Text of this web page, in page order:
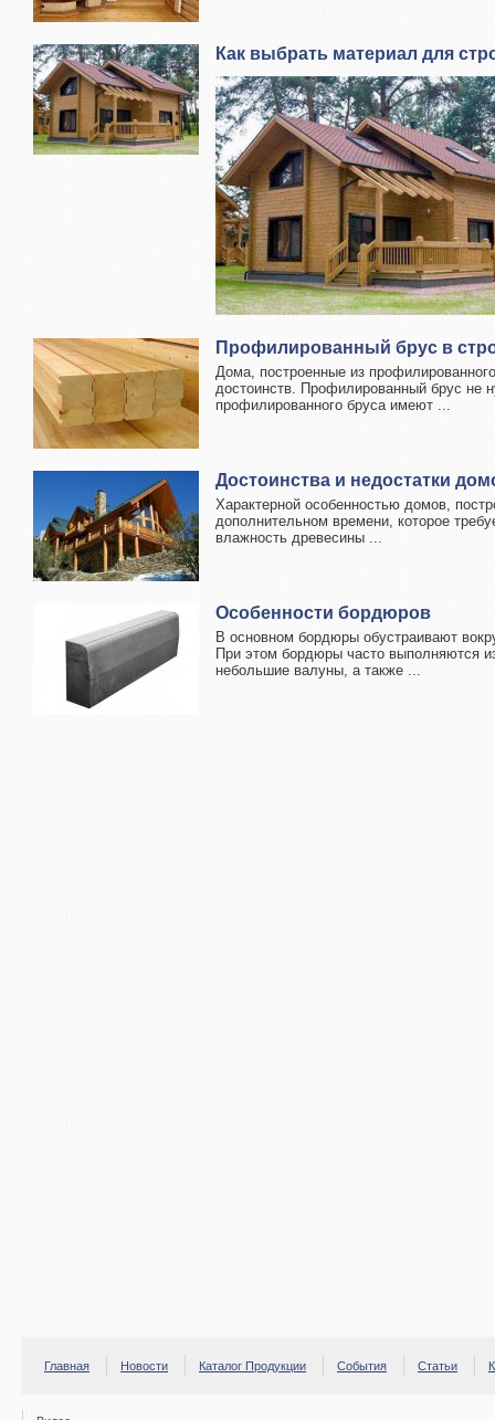
Как выбрать материал для
Профилированный брус в
Дома, построенные из
достоинств. Профилированный брус не
профилированного бруса имеют ...
Достоинства и недостатки
Характерной особенностью домов,
дополнительном времени, которое
влажность древесины ...
Особенности бордюров
В основном бордюры обустраивают
При этом бордюры часто выполняются
небольшие валуны, а также ...
Главная Новости Каталог Продукции События Статьи